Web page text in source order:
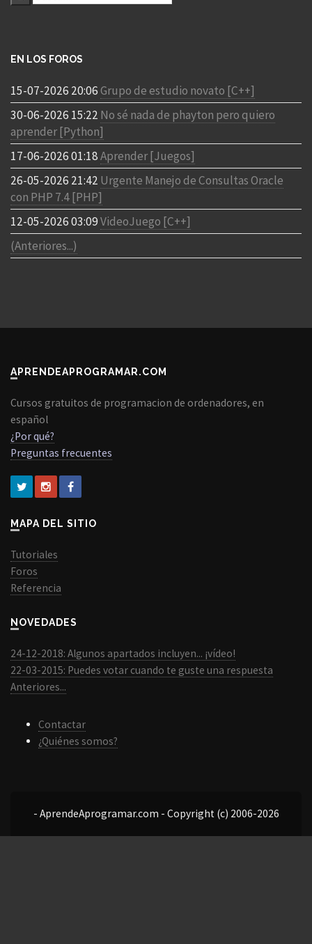
EN LOS FOROS
15-07-2026 20:06Grupo de estudio novato [C++]
30-06-2026 15:22 No sé nada de phayton pero quiero
aprender [Python]
17-06-2026 01:18Aprender [Juegos]
26-05-2026 21:42 Urgente Manejo de Consultas Oracle
con PHP 7.4 [PHP]
12-05-2026 03:09VideoJuego [C++]
(Anteriores...)
APRENDEAPROGRAMAR.COM
Cursos gratuitos de programacion de ordenadores, en
español
¿Por qué?
Preguntas frecuentes
MAPA DEL SITIO
Tutoriales
Foros
Referencia
NOVEDADES
24-12-2018: Algunos apartados incluyen... ¡vídeo!
22-03-2015: Puedes votar cuando te guste una respuesta
Anteriores...
Contactar
¿Quiénes somos?
- AprendeAprogramar.com - Copyright (c) 2006-2026